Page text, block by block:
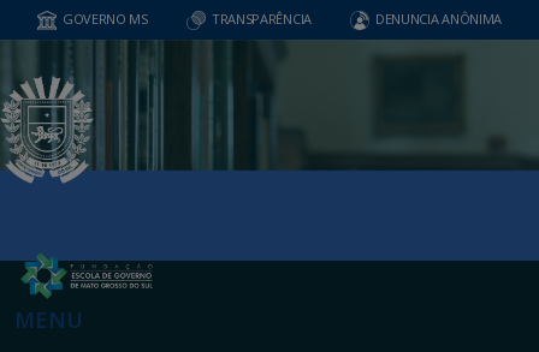
GOVERNO MS TRANSPARÊNCIA DENUNCIA ANÔNIMA
MENU